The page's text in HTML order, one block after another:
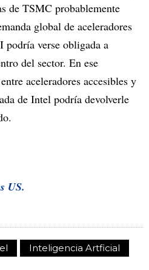
de TSMC probablemente
global de aceleradores
verse obligada a
del sector. En ese
aceleradores accesibles y
de Intel podría devolverle
US.
Inteligencia Artficial